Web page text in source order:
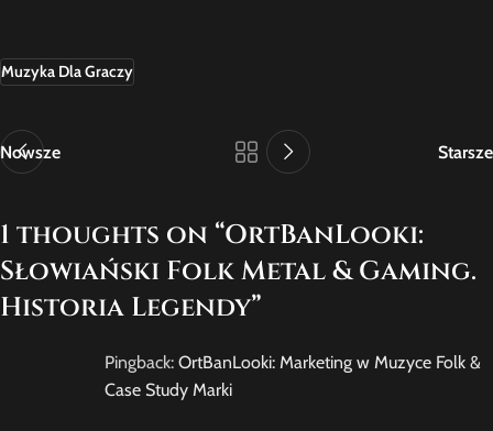
Muzyka Dla Graczy
Nowsze Starsze
1 thoughts on “OrtBanLooki:
Słowiański Folk Metal & Gaming.
Historia Legendy”
Pingback: OrtBanLooki: Marketing w Muzyce Folk &
Case Study Marki